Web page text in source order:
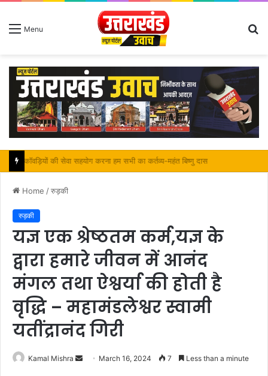
Menu
कॉवड़ियों की सेवा सहयोग करना हम सभी का कर्तव्य-महंत बिष्णु दास
Home /रुड़की
रुड़की
यज्ञ एक श्रेष्ठतम कर्म,यज्ञ के
द्वारा हमारे जीवन में आनंद
मंगल तथा ऐश्वर्या की होती है
वृद्धि – महामंडलेश्वर स्वामी
यतींद्रानंद गिरी
Kamal Mishra
Send March 16, 2024 7 Less than a minute